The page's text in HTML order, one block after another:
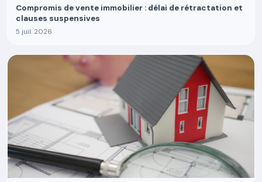
Compromis de vente immobilier : délai de rétractation et
clauses suspensives
5 juil. 2026